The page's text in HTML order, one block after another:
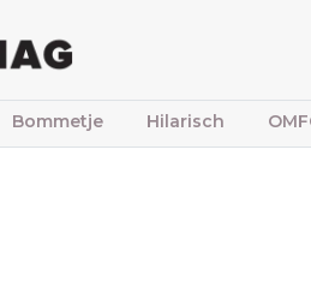
Bommetje Hilarisch